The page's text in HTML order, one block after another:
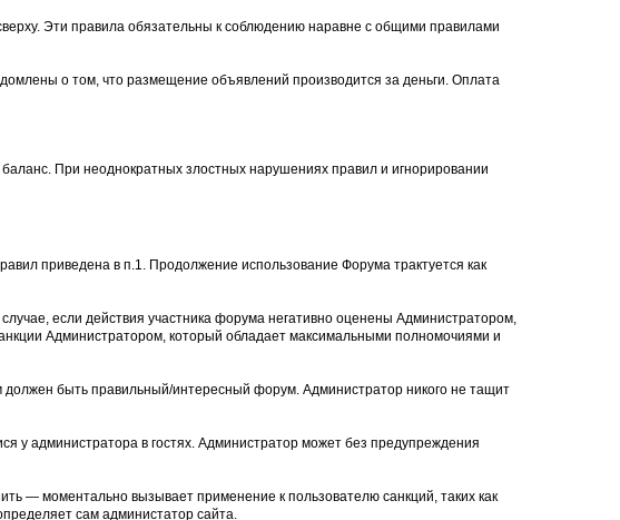
Эти правила обязательны к соблюдению наравне с общими правилами
о том, что размещение объявлений производится за деньги. Оплата
При неоднократных злостных нарушениях правил и игнорировании
приведена в п.1. Продолжение использование Форума трактуется как
если действия участника форума негативно оценены Администратором,
Администратором, который обладает максимальными полномочиями и
быть правильный/интересный форум. Администратор никого не тащит
администратора в гостях. Администратор может без предупреждения
— моментально вызывает применение к пользователю санкций, таких как
сам администатор сайта.